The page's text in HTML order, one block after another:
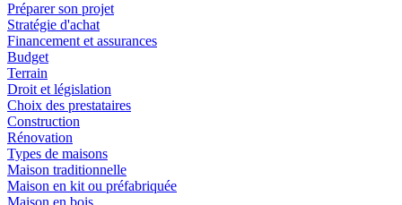
Préparer son projet
Stratégie d'achat
Financement et assurances
Budget
Terrain
Droit et législation
Choix des prestataires
Construction
Rénovation
Types de maisons
Maison traditionnelle
Maison en kit ou préfabriquée
Maison en bois